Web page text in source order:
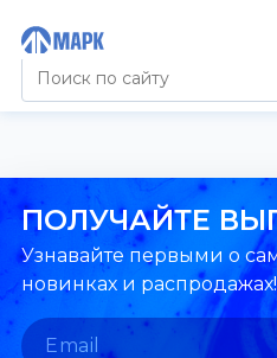
ПОЛУЧАЙТЕ
Узнавайте первыми о
новинках и распродажах!